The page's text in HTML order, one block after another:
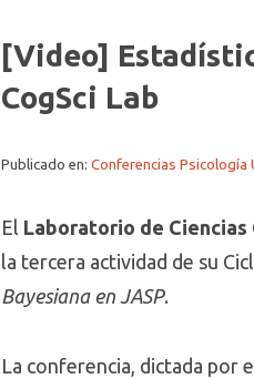
[Video]
CogSci Lab
Publicado en: Conferencias Psicología
El Laboratorio de Ciencias
la tercera actividad de su
Bayesiana en JASP.
La conferencia, dictada por